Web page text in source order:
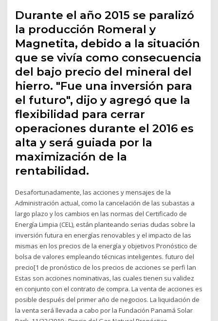
Durante el año 2015 se paralizó
la producción Romeral y
Magnetita, debido a la situación
que se vivía como consecuencia
del bajo precio del mineral del
hierro. "Fue una inversión para
el futuro", dijo y agregó que la
flexibilidad para cerrar
operaciones durante el 2016 es
alta y será guiada por la
maximización de la
rentabilidad.
Desafortunadamente, las acciones y mensajes de la
Administración actual, como la cancelación de las subastas a
largo plazo y los cambios en las normas del Certificado de
Energía Limpia (CEL), están planteando serias dudas sobre la
inversión futura en energías renovables y el impacto de las
mismas en los precios de la energía y objetivos Pronóstico de
bolsa de valores empleando técnicas inteligentes. futuro del
precio[1 de pronóstico de los precios de acciones se perfi lan
Estas son acciones nominativas, las cuales tienen su validez
en conjunto con el contrato de compra. La venta de acciones es
posible después del primer año de negocios. La liquidación de
la venta será llevada a cabo por la Fundación Panamá Solar